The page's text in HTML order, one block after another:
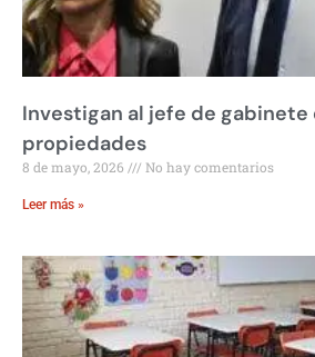
Investigan al jefe de
propiedades
8 de mayo, 2026 No hay comentarios
Leer más »